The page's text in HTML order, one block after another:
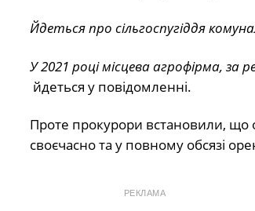
Йдеться про сільгоспугіддя
У 2021 році місцева агрофірма,
йдеться у повідомленні.
Проте прокурори встановили,
своєчасно та у повному обсязі
РЕКЛАМА